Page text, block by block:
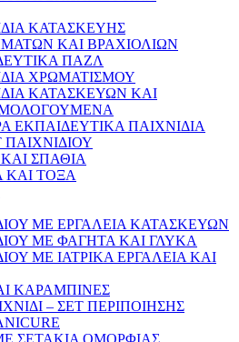
ΚΑΤΑΣΚΕΥΗΣ
ΚΑΙ ΒΡΑΧΙΟΛΙΩΝ
ΠΑΖΛ
ΧΡΩΜΑΤΙΣΜΟΥ
ΚΑΤΑΣΚΕΥΩΝ ΚΑΙ
ΕΚΠΑΙΔΕΥΤΙΚΑ ΠΑΙΧΝΙΔΙΑ
ΣΠΑΘΙΑ
ΚΑΙ ΤΟΞΑ
ΜΕ ΕΡΓΑΛΕΙΑ ΚΑΤΑΣΚΕΥΩΝ
ΜΕ ΦΑΓΗΤΑ ΚΑΙ ΓΛΥΚΑ
ΜΕ ΙΑΤΡΙΚΑ ΕΡΓΑΛΕΙΑ ΚΑΙ
ΚΑΡΑΜΠΙΝΕΣ
– ΣΕΤ ΠΕΡΙΠΟΙΗΣΗΣ